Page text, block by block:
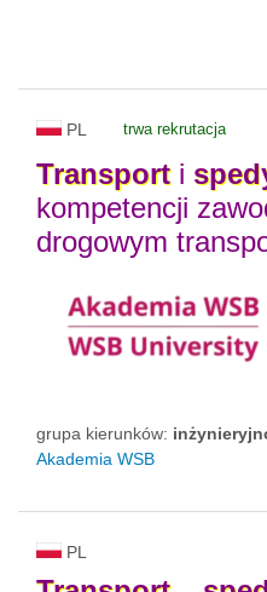
PL trwa rekrutacja
Transporti
kompetencji
drogowym
grupa kierunków:
Akademia WSB
PL